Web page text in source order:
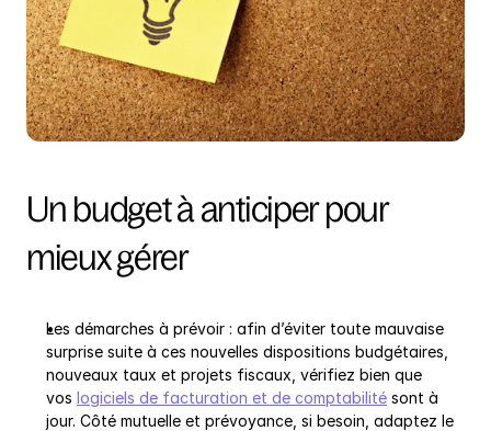
Un budget à anticiper pour
mieux gérer
Les démarches à prévoir : afin d’éviter toute mauvaise
surprise suite à ces nouvelles dispositions budgétaires,
nouveaux taux et projets fiscaux, vérifiez bien que
vos logiciels de facturation et de comptabilité sont à
jour. Côté mutuelle et prévoyance, si besoin, adaptez le